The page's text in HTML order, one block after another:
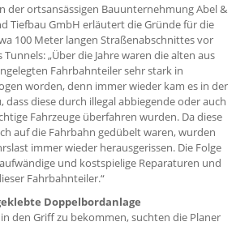
der ortsansässigen Bauunternehmung Abel &
Tiefbau GmbH erläutert die Gründe für die
100 Meter langen Straßenabschnittes vor
„Über die Jahre waren die alten aus
Fahrbahnteiler sehr stark in
worden, denn immer wieder kam es in der
dass diese durch illegal abbiegende oder auch
Fahrzeuge überfahren wurden. Da diese
auf die Fahrbahn gedübelt waren, wurden
immer wieder herausgerissen. Die Folge
und kostspielige Reparaturen und
Fahrbahnteiler.“
Doppelbordanlage
den Griff zu bekommen, suchten die Planer